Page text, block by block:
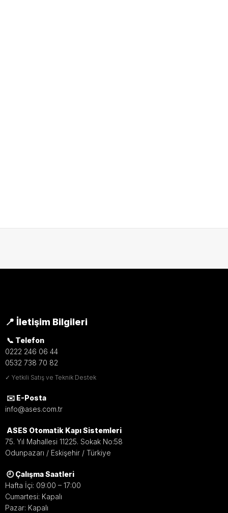
📍 İletişim Bilgileri
📞 Telefon
0222 246 06 44
0532 738 70 82
✓ Yetkili Satış ve Teknik Destek
✉️ E-Posta
info@ases.com.tr
ASES Otomatik Kapı Sistemleri
75. Yıl Mahallesi 11225. Sokak No:58
Odunpazarı / Eskişehir / Türkiye
🕘 Çalışma Saatleri
Hafta İçi: 09:00 – 17:00
Cumartesi: Kapalı
Pazar: Kapalı